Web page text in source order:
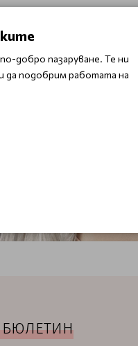
косъма от
БЮЛЕТИН
добро пазаруване. Те ни
да подобрим работата на